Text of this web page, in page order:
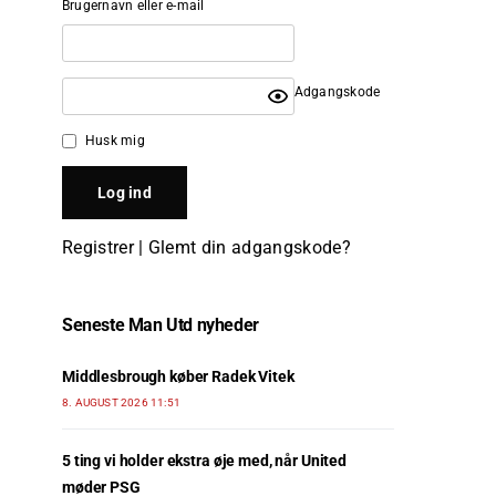
Brugernavn eller e-mail
Adgangskode
Husk mig
Registrer| Glemt din adgangskode?
Seneste Man Utd nyheder
Middlesbrough køber Radek Vitek
8. AUGUST 2026 11:51
5 ting vi holder ekstra øje med, når United
møder PSG